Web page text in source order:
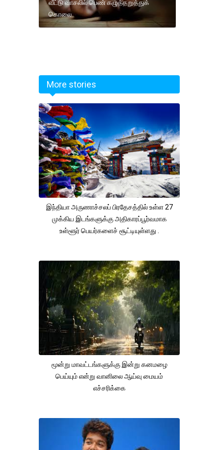
வீட்டு வாசலில் பெண் கழுத்தறுத்துக்
கொலை
More stories
இந்தியா அருணாச்சலப் பிரதேசத்தில் உள்ள 27
முக்கிய இடங்களுக்கு அதிகாரப்பூர்வமாக
உள்ளூர் பெயர்களைச் சூட்டியுள்ளது .
மூன்று மாவட்டங்களுக்கு இன்று கனமழை
பெய்யும் என்று வானிலை ஆய்வு மையம்
எச்சரிக்கை